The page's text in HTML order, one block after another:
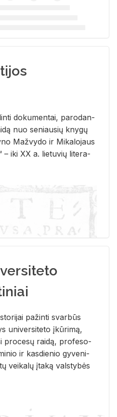
do­ku­men­tai, pa­ro­dan­
nuo se­niau­sių kny­gų
Ma­žvy­do ir Mi­ka­lo­jaus
– iki XX a. lie­tu­vių li­te­ra­
pa­žin­ti svar­būs
uni­ver­si­te­to įkū­ri­mą,
pro­ce­sų rai­dą, pro­fe­so­
ir kas­die­nio gy­ve­ni­
vei­ka­lų įta­ką vals­ty­bės